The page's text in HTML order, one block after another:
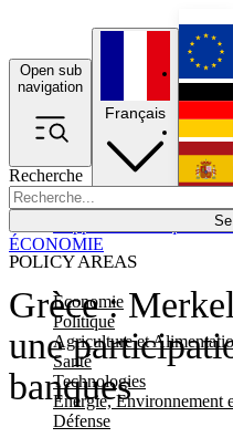
Open sub
navigation
Recherche
POLICY AREAS
Economie
Politique
Agriculture et
Santé
Technologies
Energie, Environnement
Défense
Français
Grèce :
une
banques
ÉCONOMIE